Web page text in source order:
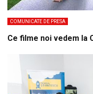
COMUNICATE DE PRESA
Ce filme noi vedem la